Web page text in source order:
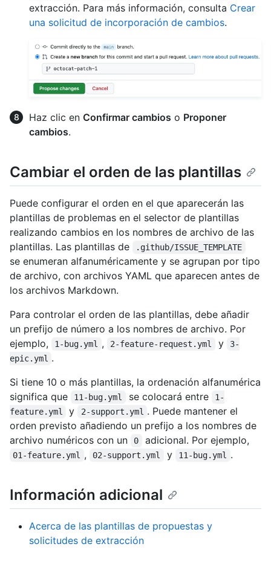
extracción. Para más información, consulta Crear
una solicitud de incorporación de cambios.
Haz clic en Confirmar cambios o Proponer
cambios.
Cambiar el orden de las plantillas
Puede configurar el orden en el que aparecerán las
plantillas de problemas en el selector de plantillas
realizando cambios en los nombres de archivo de las
plantillas. Las plantillas de
.github/ISSUE_TEMPLATE
se enumeran alfanuméricamente y se agrupan por tipo
de archivo, con archivos YAML que aparecen antes de
los archivos Markdown.
Para controlar el orden de las plantillas, debe añadir
un prefijo de número a los nombres de archivo. Por
ejemplo,
1-bug.yml , 2-feature-request.yml y
3-
epic.yml .
Si tiene 10 o más plantillas, la ordenación alfanumérica
significa que
11-bug.yml se colocará entre
1-
feature.yml
y 2-support.yml . Puede mantener el
orden previsto añadiendo un prefijo a los nombres de
archivo numéricos con un
0 adicional. Por ejemplo,
01-feature.yml , 02-support.yml y 11-bug.yml .
Información adicional
Acerca de las plantillas de propuestas y
solicitudes de extracción